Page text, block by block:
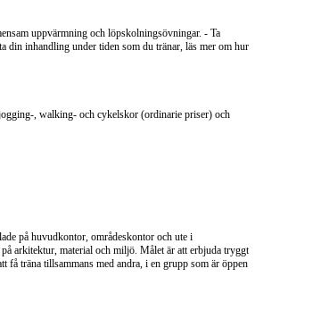
uppvärmning och löpskolningsövningar. - Ta
din inhandling under tiden som du tränar, läs mer om hur
, walking- och cykelskor (ordinarie priser) och
på huvudkontor, områdeskontor och ute i
arkitektur, material och miljö. Målet är att erbjuda tryggt
träna tillsammans med andra, i en grupp som är öppen